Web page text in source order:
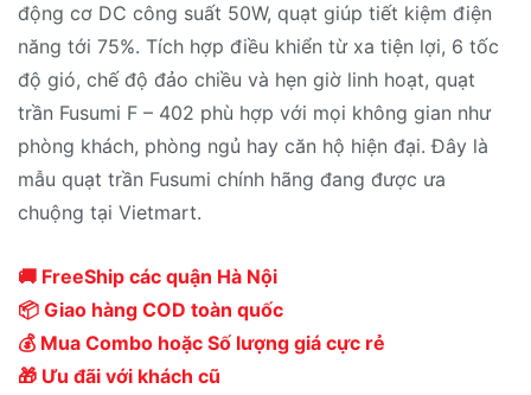
động cơ DC công suất 50W, quạt giúp tiết kiệm điện
năng tới 75%. Tích hợp điều khiển từ xa tiện lợi, 6 tốc
độ gió, chế độ đảo chiều và hẹn giờ linh hoạt, quạt
trần Fusumi F – 402 phù hợp với mọi không gian như
phòng khách, phòng ngủ hay căn hộ hiện đại. Đây là
mẫu quạt trần Fusumi chính hãng đang được ưa
chuộng tại Vietmart.
🚚 FreeShip các quận Hà Nội
📦 Giao hàng COD toàn quốc
💰 Mua Combo hoặc Số lượng giá cực rẻ
🎁 Ưu đãi với khách cũ